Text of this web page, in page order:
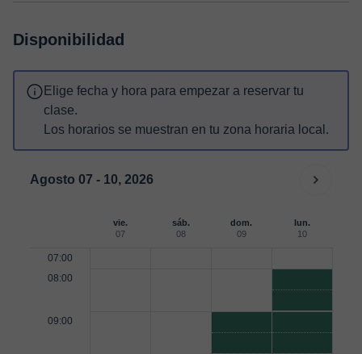
Disponibilidad
Elige fecha y hora para empezar a reservar tu
clase.
Los horarios se muestran en tu zona horaria local.
Agosto 07 - 10, 2026
vie.
07
sáb.
08
dom.
09
lun.
10
07:00
08:00
09:00